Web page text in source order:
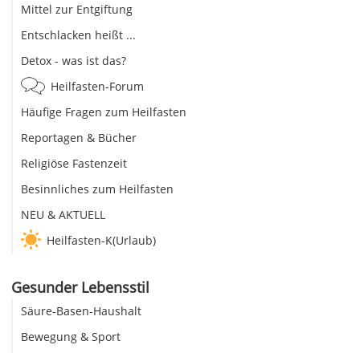
Mittel zur Entgiftung
Entschlacken heißt ...
Detox - was ist das?
Heilfasten-Forum
Häufige Fragen zum Heilfasten
Reportagen & Bücher
Religiöse Fastenzeit
Besinnliches zum Heilfasten
NEU & AKTUELL
Heilfasten-K(Urlaub)
Gesunder Lebensstil
Säure-Basen-Haushalt
Bewegung & Sport